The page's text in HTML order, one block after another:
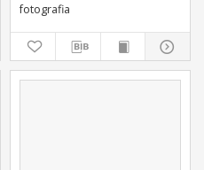
fotografia